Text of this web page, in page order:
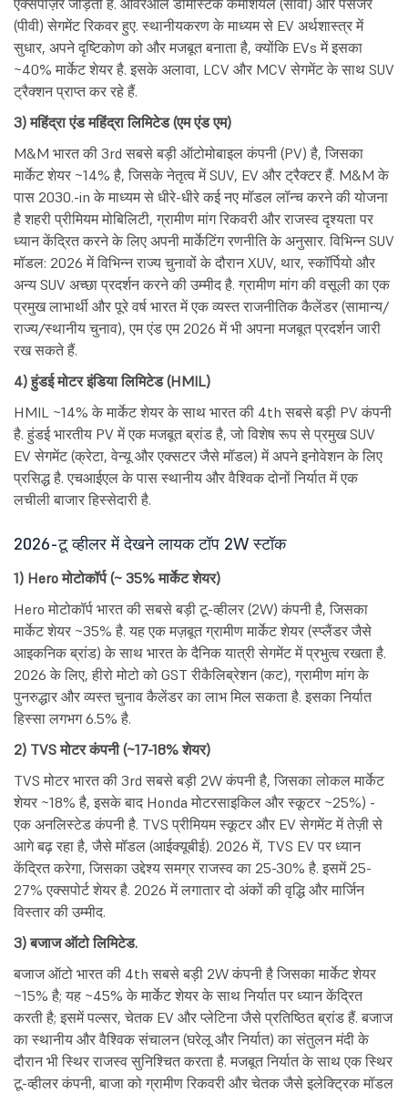
(पीवी) सेगमेंट रिकवर हुए. स्थानीयकरण के माध्यम से EV अर्थशास्त्र में
सुधार, अपने दृष्टिकोण को और मजबूत बनाता है, क्योंकि EVs में इसका
~40% मार्केट शेयर है. इसके अलावा, LCV और MCV सेगमेंट के साथ SUV
ट्रैक्शन प्राप्त कर रहे हैं.
3) महिंद्रा एंड महिंद्रा लिमिटेड (एम एंड एम)
M&M भारत की 3rd सबसे बड़ी ऑटोमोबाइल कंपनी (PV) है, जिसका
मार्केट शेयर ~14% है, जिसके नेतृत्व में SUV, EV और ट्रैक्टर हैं. M&M के
पास 2030.-in के माध्यम से धीरे-धीरे कई नए मॉडल लॉन्च करने की योजना
है शहरी प्रीमियम मोबिलिटी, ग्रामीण मांग रिकवरी और राजस्व दृश्यता पर
ध्यान केंद्रित करने के लिए अपनी मार्केटिंग रणनीति के अनुसार. विभिन्न SUV
मॉडल: 2026 में विभिन्न राज्य चुनावों के दौरान XUV, थार, स्कॉर्पियो और
अन्य SUV अच्छा प्रदर्शन करने की उम्मीद है. ग्रामीण मांग की वसूली का एक
प्रमुख लाभार्थी और पूरे वर्ष भारत में एक व्यस्त राजनीतिक कैलेंडर (सामान्य/
राज्य/स्थानीय चुनाव), एम एंड एम 2026 में भी अपना मजबूत प्रदर्शन जारी
रख सकते हैं.
4) हुंडई मोटर इंडिया लिमिटेड (HMIL)
HMIL ~14% के मार्केट शेयर के साथ भारत की 4th सबसे बड़ी PV कंपनी
है. हुंडई भारतीय PV में एक मजबूत ब्रांड है, जो विशेष रूप से प्रमुख SUV
EV सेगमेंट (क्रेटा, वेन्यू और एक्सटर जैसे मॉडल) में अपने इनोवेशन के लिए
प्रसिद्ध है. एचआईएल के पास स्थानीय और वैश्विक दोनों निर्यात में एक
लचीली बाजार हिस्सेदारी है.
2026-टू व्हीलर में देखने लायक टॉप 2W स्टॉक
1) Hero मोटोकॉर्प (~ 35% मार्केट शेयर)
Hero मोटोकॉर्प भारत की सबसे बड़ी टू-व्हीलर (2W) कंपनी है, जिसका
मार्केट शेयर ~35% है. यह एक मज़बूत ग्रामीण मार्केट शेयर (स्प्लैंडर जैसे
आइकनिक ब्रांड) के साथ भारत के दैनिक यात्री सेगमेंट में प्रभुत्व रखता है.
2026 के लिए, हीरो मोटो को GST रीकैलिब्रेशन (कट), ग्रामीण मांग के
पुनरुद्धार और व्यस्त चुनाव कैलेंडर का लाभ मिल सकता है. इसका निर्यात
हिस्सा लगभग 6.5% है.
2) TVS मोटर कंपनी (~17-18% शेयर)
TVS मोटर भारत की 3rd सबसे बड़ी 2W कंपनी है, जिसका लोकल मार्केट
शेयर ~18% है, इसके बाद Honda मोटरसाइकिल और स्कूटर ~25%) -
एक अनलिस्टेड कंपनी है. TVS प्रीमियम स्कूटर और EV सेगमेंट में तेज़ी से
आगे बढ़ रहा है, जैसे मॉडल (आईक्यूबीई). 2026 में, TVS EV पर ध्यान
केंद्रित करेगा, जिसका उद्देश्य समग्र राजस्व का 25-30% है. इसमें 25-
27% एक्सपोर्ट शेयर है. 2026 में लगातार दो अंकों की वृद्धि और मार्जिन
विस्तार की उम्मीद.
3) बजाज ऑटो लिमिटेड.
बजाज ऑटो भारत की 4th सबसे बड़ी 2W कंपनी है जिसका मार्केट शेयर
~15% है; यह ~45% के मार्केट शेयर के साथ निर्यात पर ध्यान केंद्रित
करती है; इसमें पल्सर, चेतक EV और प्लेटिना जैसे प्रतिष्ठित ब्रांड हैं. बजाज
का स्थानीय और वैश्विक संचालन (घरेलू और निर्यात) का संतुलन मंदी के
दौरान भी स्थिर राजस्व सुनिश्चित करता है. मजबूत निर्यात के साथ एक स्थिर
टू-व्हीलर कंपनी, बाजा को ग्रामीण रिकवरी और चेतक जैसे इलेक्ट्रिक मॉडल